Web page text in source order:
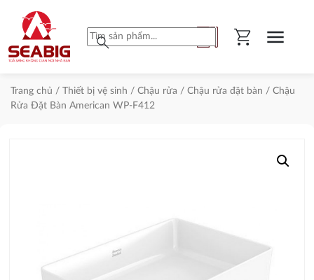
search shopping_cart menu
Trang chủ / Thiết bị vệ sinh / Chậu rửa / Chậu rửa đặt bàn / Chậu
Rửa Đặt Bàn American WP-F412